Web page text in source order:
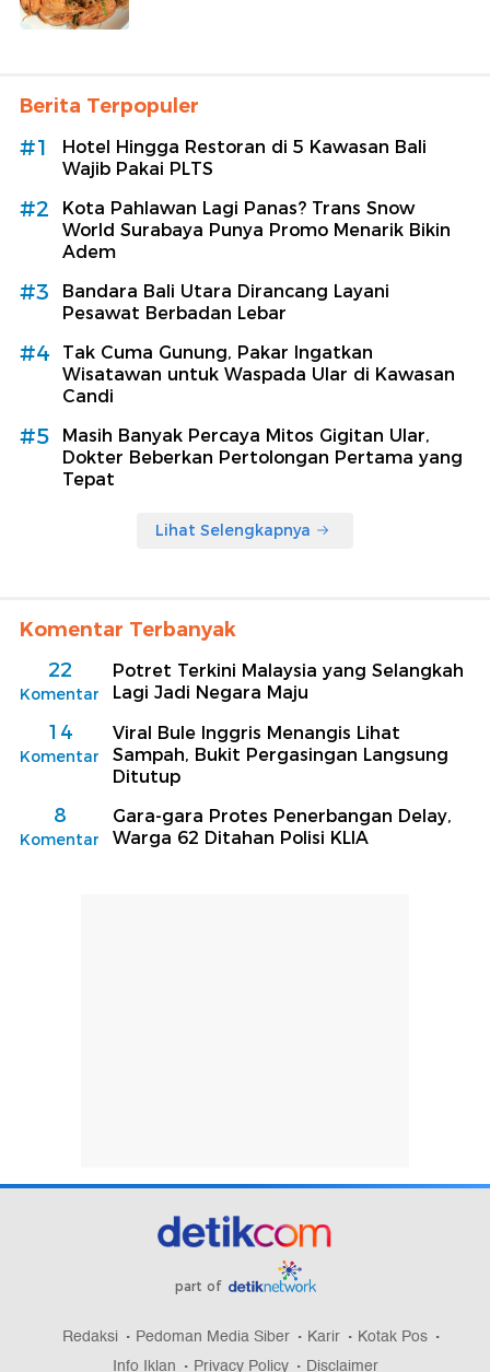
Berita Terpopuler
#1
Hotel Hingga Restoran di 5 Kawasan Bali
Wajib Pakai PLTS
#2
Kota Pahlawan Lagi Panas? Trans Snow
World Surabaya Punya Promo Menarik Bikin
Adem
#3
Bandara Bali Utara Dirancang Layani
Pesawat Berbadan Lebar
#4
Tak Cuma Gunung, Pakar Ingatkan
Wisatawan untuk Waspada Ular di Kawasan
Candi
#5
Masih Banyak Percaya Mitos Gigitan Ular,
Dokter Beberkan Pertolongan Pertama yang
Tepat
Lihat Selengkapnya
Komentar Terbanyak
22
Komentar
Potret Terkini Malaysia yang Selangkah
Lagi Jadi Negara Maju
14
Komentar
Viral Bule Inggris Menangis Lihat
Sampah, Bukit Pergasingan Langsung
Ditutup
8
Komentar
Gara-gara Protes Penerbangan Delay,
Warga 62 Ditahan Polisi KLIA
part of
Redaksi Pedoman Media Siber Karir
Kotak Pos
Info Iklan
Privacy Policy Disclaimer